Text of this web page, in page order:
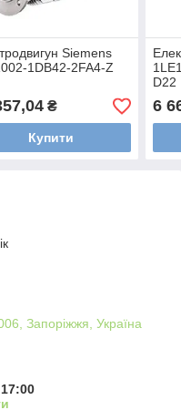
Siemens
1DB42-2FA4-Z
₴
Купити
D22
6
Запоріжжя, Україна